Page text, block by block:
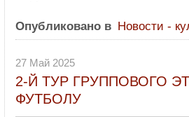
Опубликовано в Новости -
27 Май 2025
2-Й ТУР ГРУППОВОГО
ФУТБОЛУ